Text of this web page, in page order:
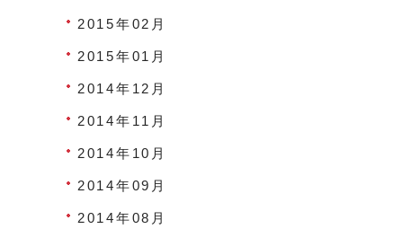
2015年02月
2015年01月
2014年12月
2014年11月
2014年10月
2014年09月
2014年08月